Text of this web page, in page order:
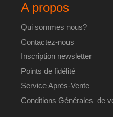
A propos
Qui sommes nous?
Contactez-nous
Inscription newsletter
Points de fidélité
Service Après-Vente
Conditions Générales de